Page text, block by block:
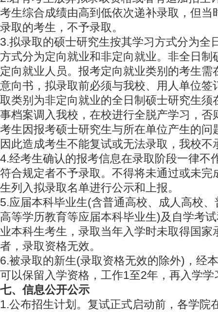
考生综合成绩由高到低依次递补录取，但当
录取的考生，不予录取。
3.拟录取的硕士研究生按其学习方式分为全
方式分为定向就业和非定向就业。非全日制
定向就业人员。报考定向就业类别的考生需
意向书，拟录取前必须与我校、用人单位签
取类别为非定向就业的全日制硕士研究生须
事档案调入我校，在校进行全脱产学习，否
考生因报考硕士研究生与所在单位产生的问
因此造成考生不能复试或无法录取，我校不
4.经考生确认的报考信息在录取阶段一律不
符合规定者不予录取。不得将未通过或未完
生列入拟录取名单进行公示和上报。
5.应届本科毕业生(含普通高校、成人高校
高等学历教育等应届本科毕业生)及自学考
业本科生考生，录取当年入学时未取得国家
者，录取资格无效。
6.被录取的新生(录取资格无效的除外)，经
可以保留入学资格，工作1至2年，再入学学
七、信息公开公示
1.公布招生计划。复试正式启动前，各学院